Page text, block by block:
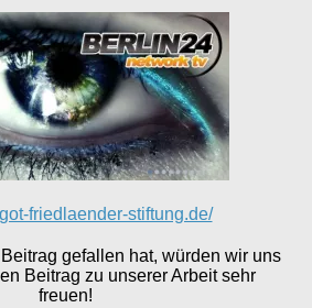
friedlaender-stiftung.de/
gefallen hat, würden wir uns
Beitrag zu unserer Arbeit sehr
freuen!